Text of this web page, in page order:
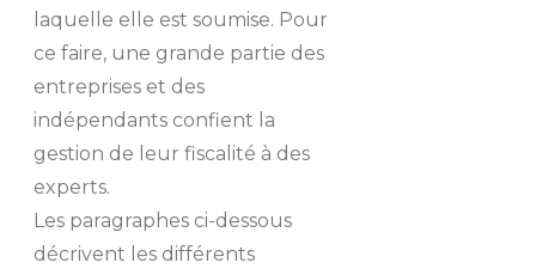
laquelle elle est soumise. Pour
ce faire, une grande partie des
entreprises et des
indépendants confient la
gestion de leur fiscalité à des
experts.
Les paragraphes ci-dessous
décrivent les différents